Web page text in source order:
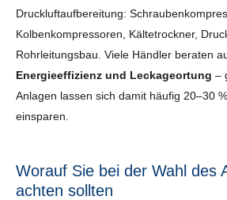
Druckluftaufbereitung:
Kolbenkompressoren, Kältetrockner,
Rohrleitungsbau. Viele Händler beraten
Energieeffizienz und Leckageortung –
Anlagen lassen sich damit häufig 20–30
einsparen.
Worauf Sie bei der Wahl des
achten sollten